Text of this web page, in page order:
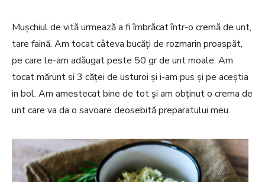
Mușchiul de vită urmează a fi îmbrăcat într-o cremă de unt,
tare faină. Am tocat câteva bucăți de rozmarin proaspăt,
pe care le-am adăugat peste 50 gr de unt moale. Am
tocat mărunt si 3 căței de usturoi și i-am pus și pe aceștia
in bol. Am amestecat bine de tot și am obținut o crema de
unt care va da o savoare deosebită preparatului meu.